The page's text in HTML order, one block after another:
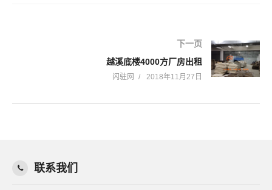
下一页
越溪底楼4000方厂房出租
闪驻网 2018年11月27日
联系我们